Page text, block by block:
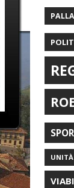
UNITÀ